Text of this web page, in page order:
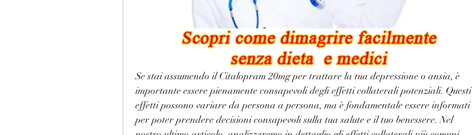
Se stai assumendo il Citalopram 20mg per trattare la tua depressione o ansia, è
importante essere pienamente consapevoli degli effetti collaterali potenziali. Questi
effetti possono variare da persona a persona, ma è fondamentale essere informati
per poter prendere decisioni consapevoli sulla tua salute e il tuo benessere. Nel